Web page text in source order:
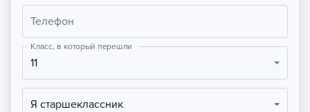
Телефон
Класс, в который перешли
11
Я старшеклассник